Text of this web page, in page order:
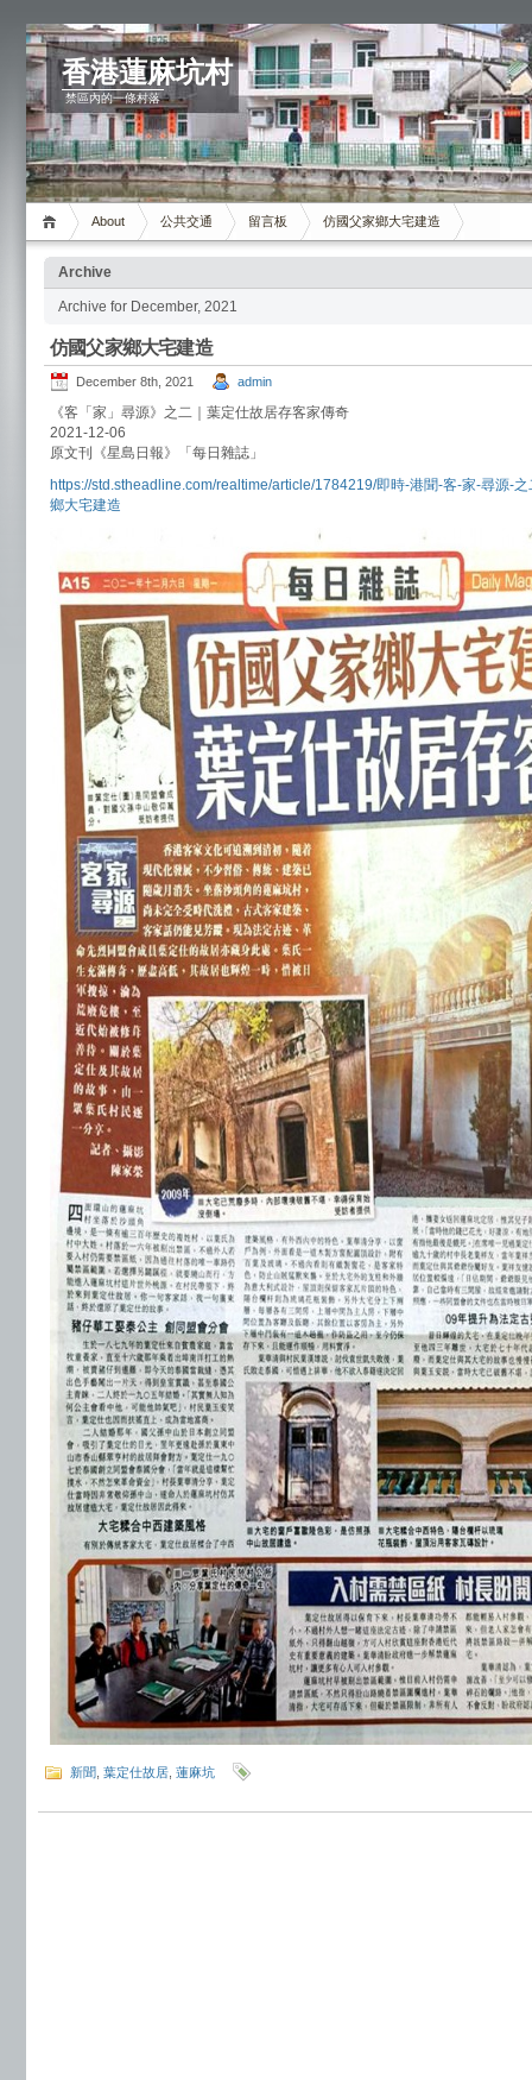
香港蓮麻坑村
禁區內的一條村落
About 公共交通 留言板 仿國父家鄉大宅建造
Archive
Archive for December, 2021
仿國父家鄉大宅建造
December 8th, 2021 admin
《客「家」尋源》之二｜葉定仕故居存客家傳奇
2021-12-06
原文刊《星島日報》「每日雜誌」
https://std.stheadline.com/realtime/article/1784219/即時-港聞-客-家-尋源-
鄉大宅建造
新聞 葉定仕故居 蓮麻坑